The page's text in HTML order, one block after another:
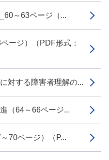
～63ページ（...
ージ）（PDF形式：
対する障害者理解の...
（64～66ページ...
70ページ）（P...